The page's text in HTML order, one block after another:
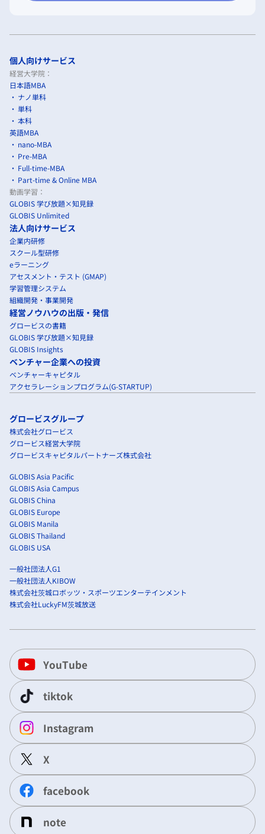
個人向けサービス
経営大学院：
日本語MBA
ナノ単科
単科
本科
英語MBA
nano-MBA
Pre-MBA
Full-time-MBA
Part-time & Online MBA
動画学習：
GLOBIS 学び放題×知見録
GLOBIS Unlimited
法人向けサービス
企業内研修
スクール型研修
eラーニング
アセスメント・テスト (GMAP)
学習管理システム
組織開発・事業開発
経営ノウハウの出版・発信
グロービスの書籍
GLOBIS 学び放題×知見録
GLOBIS Insights
ベンチャー企業への投資
ベンチャーキャピタル
アクセラレーションプログラム(G-STARTUP)
グロービスグループ
株式会社グロービス
グロービス経営大学院
グロービスキャピタルパートナーズ株式会社
GLOBIS Asia Pacific
GLOBIS Asia Campus
GLOBIS China
GLOBIS Europe
GLOBIS Manila
GLOBIS Thailand
GLOBIS USA
一般社団法人G1
一般社団法人KIBOW
株式会社茨城ロボッツ・スポーツエンターテインメント
株式会社LuckyFM茨城放送
YouTube
tiktok
Instagram
X
facebook
note